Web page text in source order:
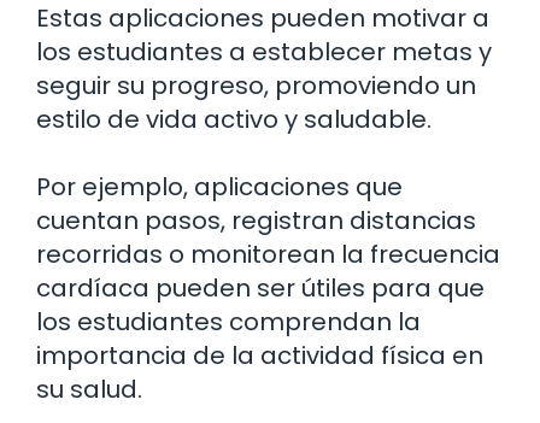
Estas aplicaciones pueden motivar a
los estudiantes a establecer metas y
seguir su progreso, promoviendo un
estilo de vida activo y saludable.
Por ejemplo, aplicaciones que
cuentan pasos, registran distancias
recorridas o monitorean la frecuencia
cardíaca pueden ser útiles para que
los estudiantes comprendan la
importancia de la actividad física en
su salud.